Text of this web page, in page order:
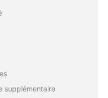
supplémentaire